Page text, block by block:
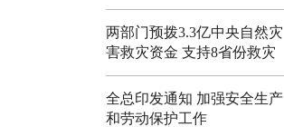
两部门预拨3.3亿中央自然灾
害救灾资金 支持8省份救灾
全总印发通知 加强安全生产
和劳动保护工作